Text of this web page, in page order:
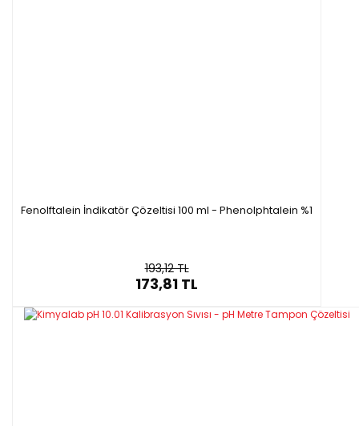
Fenolftalein İndikatör Çözeltisi 100 ml - Phenolphtalein %1
193,12 TL
173,81 TL